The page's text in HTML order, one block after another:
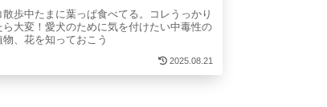
散歩中たまに葉っぱ食べてる。コレうっかり
ら大変！愛犬のために気を付けたい中毒性の
物、花を知っておこう
2025.08.21